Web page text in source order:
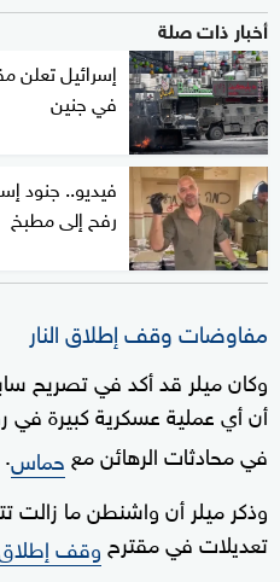
أخبار ذات صلة
إسرائيل تعلن
في جنين
فيديو.. جنود
رفح إلى مطبخ
مفاوضات وقف إطلاق النار
وكان ميلر قد أكد في تصريح
أن أي عملية عسكرية كبيرة
في محادثات الرهائن مع حماس.
وذكر ميلر أن واشنطن ما زالت
تعديلات في مقترح وقف إطلاق